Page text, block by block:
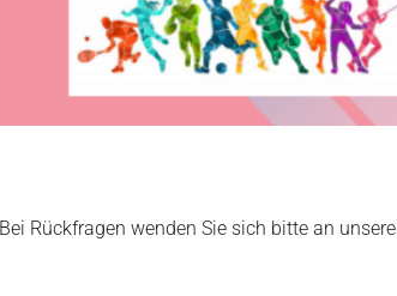
Bei Rückfragen wenden Sie sich bitte an unsere